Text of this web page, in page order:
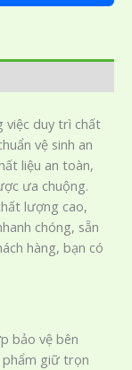
việc duy trì chất
vệ sinh an
liệu an toàn,
ưa chuộng.
lượng cao,
chóng, sẵn
hàng, bạn có
bảo vệ bên
phẩm giữ trọn